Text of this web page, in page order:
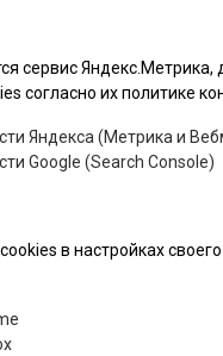
сервис
согласно их политике
Яндекса (Метрика и
Google (Search Console)
в настройках